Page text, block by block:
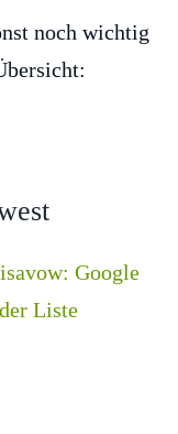
noch wichtig
Google
Liste